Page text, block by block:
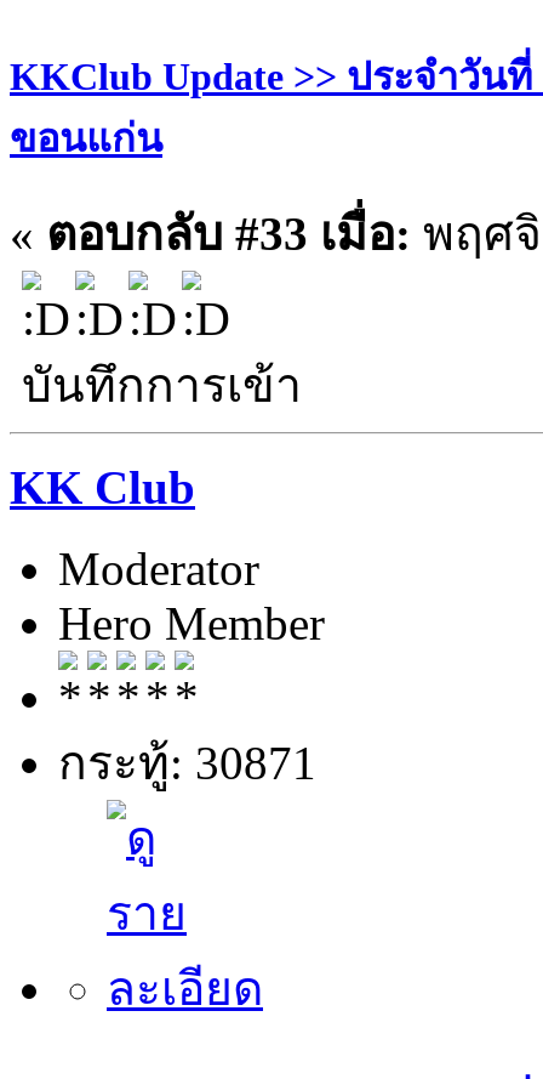
KKClub Update >> ประจำวันที่
ขอนแก่น
« ตอบกลับ #33 เมื่อ: พฤศจิ
บันทึกการเข้า
KK Club
Moderator
Hero Member
กระทู้: 30871